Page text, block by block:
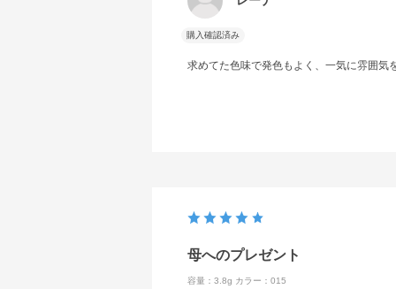
購入確認済み
求めてた色味で発色もよく、一気に雰囲気
母へのプレゼント
容量：3.8g カラー：015